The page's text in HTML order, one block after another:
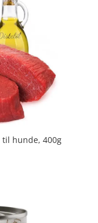
til hunde, 400g